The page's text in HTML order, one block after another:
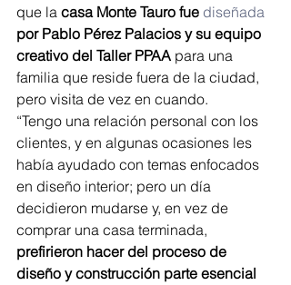
que la casa Monte Tauro fue diseñada
por Pablo Pérez Palacios y su equipo
creativo del Taller PPAA para una
familia que reside fuera de la ciudad,
pero visita de vez en cuando.
“Tengo una relación personal con los
clientes, y en algunas ocasiones les
había ayudado con temas enfocados
en diseño interior; pero un día
decidieron mudarse y, en vez de
comprar una casa terminada,
prefirieron hacer del proceso de
diseño y construcción parte esencial